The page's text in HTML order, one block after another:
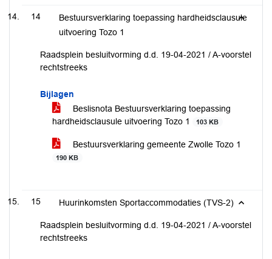
14
Bestuursverklaring toepassing hardheidsclausule
uitvoering Tozo 1
Raadsplein besluitvorming d.d. 19-04-2021 / A-voorstel
rechtstreeks
Bijlagen
Beslisnota Bestuursverklaring toepassing
hardheidsclausule uitvoering Tozo 1
103 KB
Bestuursverklaring gemeente Zwolle Tozo 1
190 KB
15 Huurinkomsten Sportaccommodaties (TVS-2)
Raadsplein besluitvorming d.d. 19-04-2021 / A-voorstel
rechtstreeks